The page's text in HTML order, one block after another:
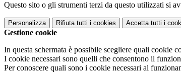
Questo sito o gli strumenti terzi da questo utilizzati si
Personalizza Rifiuta tutti i cookies Accetta tutti i
Gestione cookie
In questa schermata è possibile scegliere quali cookie
I cookie necessari sono quelli che consentono il
Per conoscere quali sono i cookie necessari al